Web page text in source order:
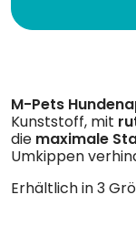
M-Pets
Kunststoff, mit
die maximale
Umkippen
Erhältlich in 3